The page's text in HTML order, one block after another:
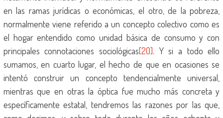
en las ramas jurídicas o económicas, el otro, de la pobreza,
normalmente viene referido a un concepto colectivo como es
el hogar entendido como unidad básica de consumo y con
principales connotaciones sociológicas[20]. Y si a todo ello
sumamos, en cuarto lugar, el hecho de que en ocasiones se
intentó construir un concepto tendencialmente universal,
mientras que en otras la óptica fue mucho más concreta y
específicamente estatal, tendremos las razones por las que,